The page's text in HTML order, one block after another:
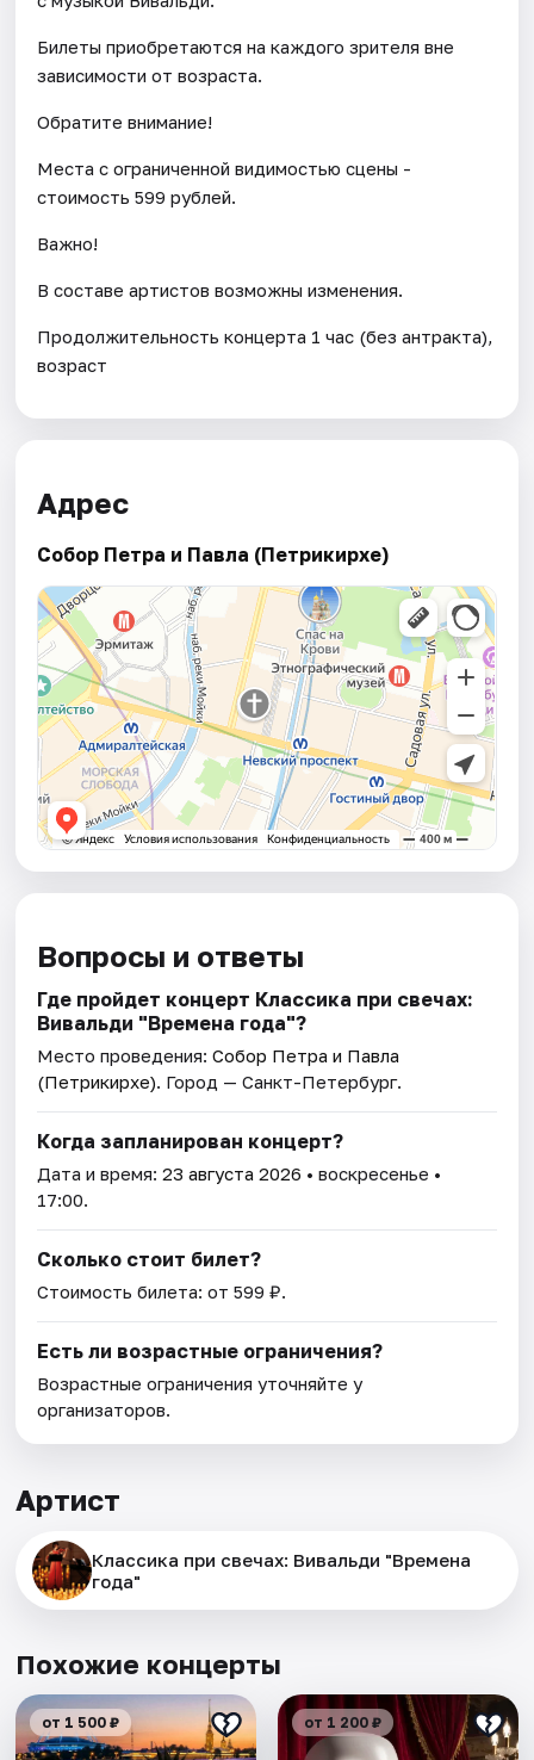
Билеты приобретаются на каждого зрителя вне
зависимости от возраста.
Обратите внимание!
Места с ограниченной видимостью сцены -
стоимость 599 рублей.
Важно!
В составе артистов возможны изменения.
Продолжительность концерта 1 час (без антракта),
возраст
Адрес
Собор Петра и Павла (Петрикирхе)
Вопросы и ответы
Где пройдет концерт Классика при свечах:
Вивальди "Времена года"?
Место проведения:Собор Петра и Павла
(Петрикирхе). Город — Санкт-Петербург.
Когда запланирован концерт?
Дата и время:23 августа 2026 • воскресенье •
17:00.
Сколько стоит билет?
Стоимость билета: от 599 ₽.
Есть ли возрастные ограничения?
Возрастные ограничения уточняйте у
организаторов.
Артист
Классика при свечах: Вивальди "Времена
года"
Похожие концерты
от 1 500 ₽ от 1 200 ₽